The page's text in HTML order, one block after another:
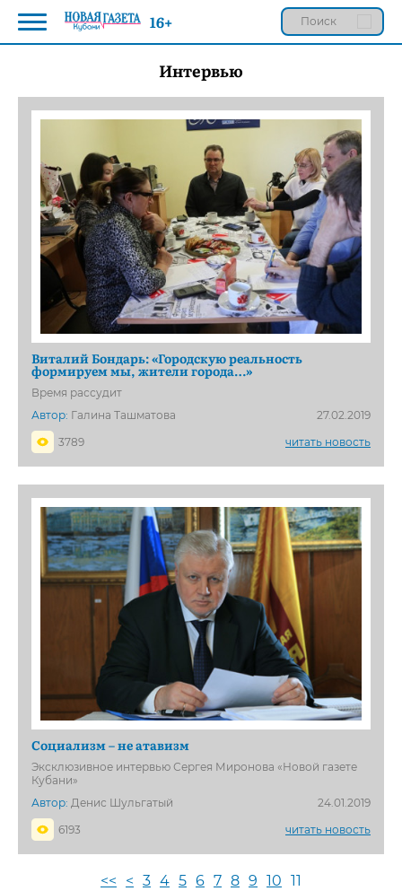
Интервью
Виталий Бондарь: «Городскую реальность
формируем мы, жители города…»
Время рассудит
Автор: Галина Ташматова
27.02.2019
3789
читать новость
Социализм – не атавизм
Эксклюзивное интервью Сергея Миронова «Новой газете
Кубани»
Автор: Денис Шульгатый
24.01.2019
6193
читать новость
<< < 3 4 5 6 7 8 9 10 11
16+